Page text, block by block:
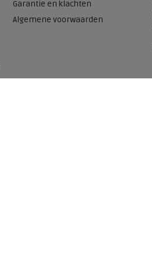
Garantie en klachten
Algemene voorwaarden